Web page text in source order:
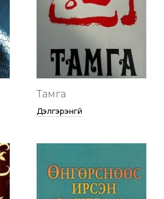
Тамга
Дэлгэрэнгүй